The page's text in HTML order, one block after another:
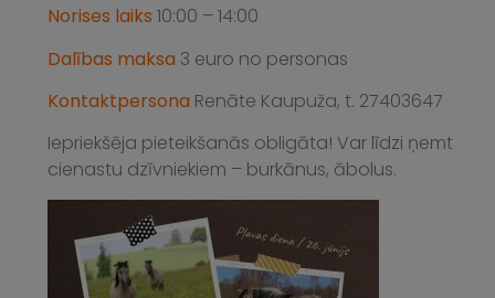
Norises laiks 10:00 – 14:00
Dalības maksa 3 euro no personas
Kontaktpersona Renāte Kaupuža, t. 27403647
Iepriekšēja pieteikšanās obligāta! Var līdzi ņemt
cienastu dzīvniekiem – burkānus, ābolus.